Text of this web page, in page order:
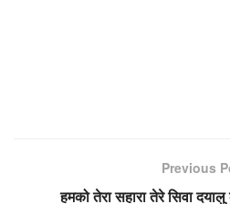
Previous
हमको तेरा सहारा तेरे सिवा दयालु